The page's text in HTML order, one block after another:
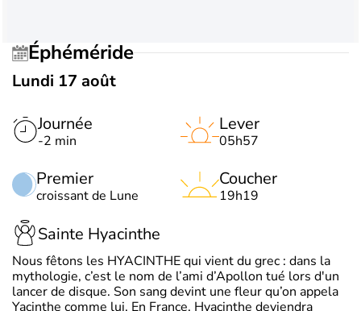
Éphéméride
Lundi 17 août
Journée
-2 min
Premier
croissant de Lune
Lever
05h57
Coucher
19h19
Sainte Hyacinthe
Nous fêtons les HYACINTHE qui vient du grec : dans la
mythologie, c’est le nom de l’ami d’Apollon tué lors d'un
lancer de disque. Son sang devint une fleur qu’on appela
Yacinthe comme lui. En France, Hyacinthe deviendra